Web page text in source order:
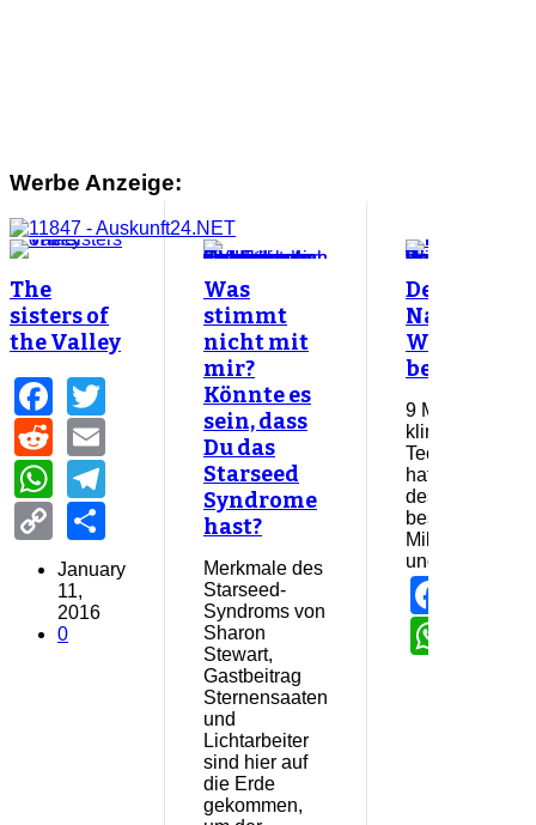
Werbe Anzeige:
The
sisters of
the Valley
Facebook
Twitter
Reddit
WhatsApp
Telegram
Copy
Link
Share
January
11,
2016
0
Was
stimmt
nicht mit
mir?
Könnte es
sein, dass
Du das
Starseed
Syndrome
hast?
Merkmale des
Starseed-
Syndroms von
Sharon
Stewart,
Gastbeitrag
Sternensaaten
und
Lichtarbeiter
sind hier auf
die Erde
gekommen,
Nationale
9 Milliarden
Technologie
hat die erste
des
beschlossen:
Milliarden-
und…